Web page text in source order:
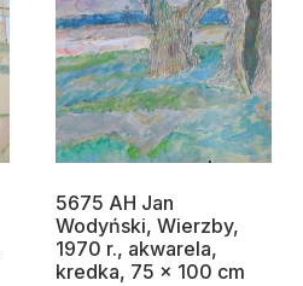
5675 AH Jan
Wodyński, Wierzby,
1970 r., akwarela,
kredka, 75 x 100 cm